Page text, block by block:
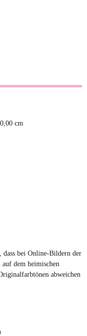
cm
dass bei Online-Bildern der
dem heimischen
abweichen